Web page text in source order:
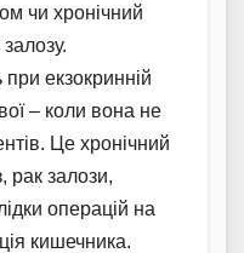
чи хронічний
екзокринній
– коли вона не
Це хронічний
рак залози,
операцій на
кишечника.